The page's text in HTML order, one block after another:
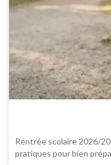
Rentrée scolaire 2026/
pratiques pour bien